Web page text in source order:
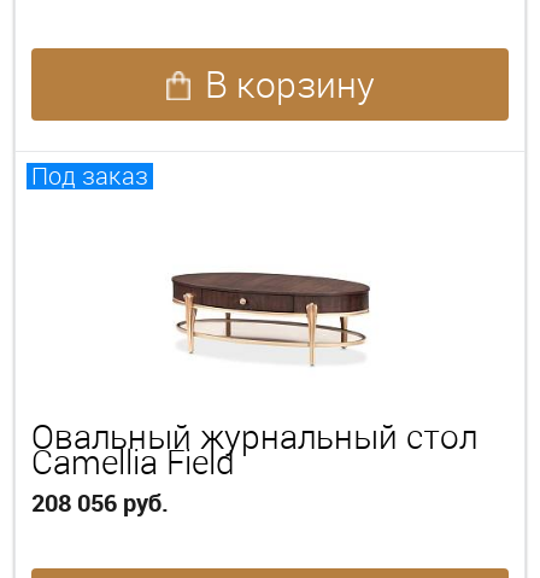
В корзину
Под заказ
Овальный журнальный стол
Camellia Field
208 056 руб.